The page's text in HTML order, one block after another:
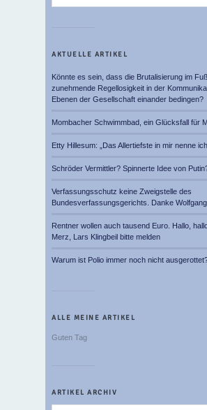
AKTUELLE ARTIKEL
Könnte es sein, dass die Brutalisierung im
zunehmende Regellosigkeit in der
Ebenen der Gesellschaft einander bedingen?
Mombacher Schwimmbad, ein Glücksfall für
Etty Hillesum: „Das Allertiefste in mir nenne
Schröder Vermittler? Spinnerte Idee von
Verfassungsschutz keine Zweigstelle des
Bundesverfassungsgerichts. Danke
Rentner wollen auch tausend Euro. Hallo,
Merz, Lars Klingbeil bitte melden
Warum ist Polio immer noch nicht
ALLE MEINE ARTIKEL
Guten Tag
ARTIKEL ARCHIV